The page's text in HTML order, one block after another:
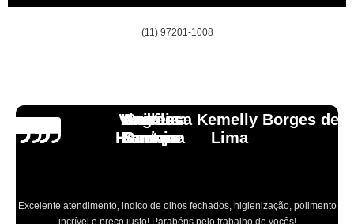
(11) 97201-1008
Angélica
Santana
Excelente atendimento, indico de olhos fechados, higienização, polimento
Andressa Kemelly Borges de
Lima
Carlos
Henrique
Vinicius
Laranja
Lourdes
Santoro